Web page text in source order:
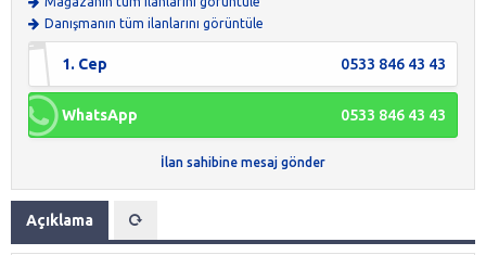
Danışmanın tüm ilanlarını görüntüle
1. Cep 0533 846 43 43
WhatsApp 0533 846 43 43
İlan sahibine mesaj gönder
Açıklama